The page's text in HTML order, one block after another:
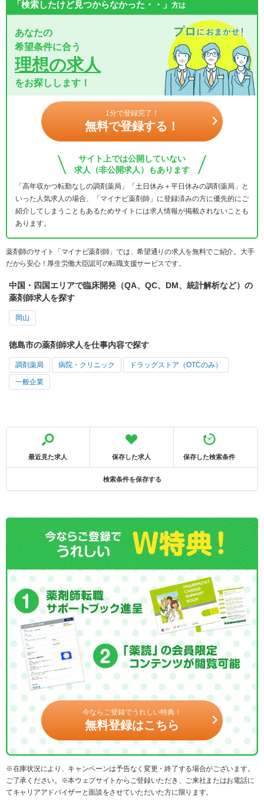
「検索したけど見つからなかった・・」 方は
あなたの
希望条件に合う
理想の求人
をお探しします！
1分で登録完了！
無料で登録する！
サイト上では公開していない
求人（非公開求人）もあります
「高年収かつ転勤なしの調剤薬局」「土日休み＋平日休みの調剤薬局」と
いった人気求人の場合、「マイナビ薬剤師」に登録済みの方に優先的にご
紹介してしまうこともあるためサイトには求人情報が掲載されないことも
あります。
薬剤師のサイト「マイナビ薬剤師」では、希望通りの求人を無料でご紹介。大手
だから安心！厚生労働大臣認可の転職支援サービスです。
中国・四国エリアで臨床開発（QA、QC、DM、統計解析など）の
薬剤師求人を探す
岡山
徳島市の薬剤師求人を仕事内容で探す
調剤薬局 病院・クリニック ドラッグストア（OTCのみ）
一般企業
最近見た求人 保存した求人 保存した検索条件
検索条件を保存する
今ならご登録でうれしい特典！
無料登録はこちら
※在庫状況により、キャンペーンは予告なく変更・終了する場合がございます。
ご了承ください。※本ウェブサイトからご登録いただき、ご来社またはお電話に
てキャリアアドバイザーと面談をさせていただいた方に限ります。